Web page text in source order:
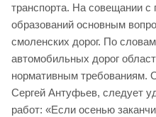
транспорта. На совещании
образований основным
смоленских дорог. По
автомобильных дорог
нормативным требованиям.
Сергей Антуфьев, следует
работ: «Если осенью